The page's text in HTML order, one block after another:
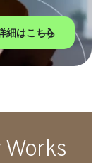
細はこちら
Works